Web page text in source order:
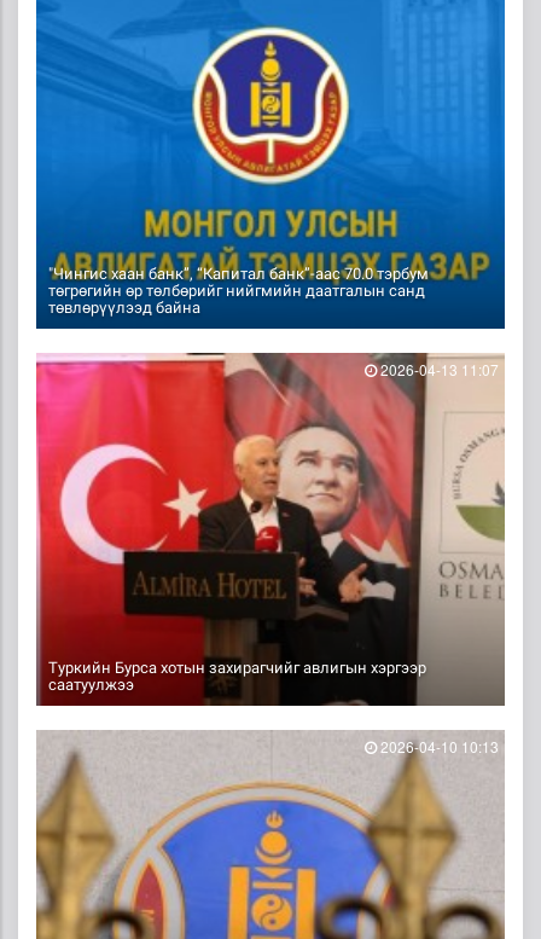
"Чингис хаан банк”, “Капитал банк”-аас 70.0 тэрбум
төгрөгийн өр төлбөрийг нийгмийн даатгалын санд
төвлөрүүлээд байна
Туркийн Бурса хотын захирагчийг авлигын хэргээр
саатуулжээ
2026-04-13 11:07
2026-04-10 10:13